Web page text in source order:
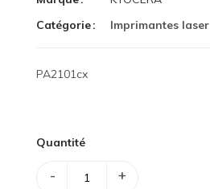
Catégorie
Imprimantes laser
PA2101cx
Quantité
- +